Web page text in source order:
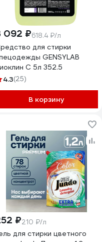
092 ₽618.4 ₽/л
для стирки
GENSYLAB
С 5л 352.5
4.3(25)
В корзину
₽210 ₽/л
для стирки цветного